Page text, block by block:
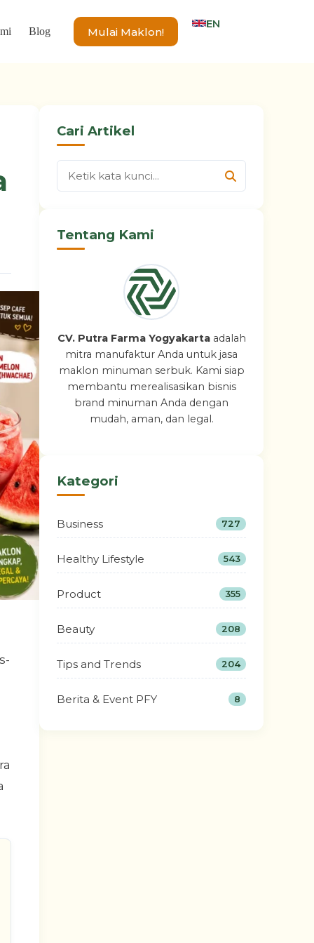
Blog Mulai Maklon!
EN
Cari Artikel
Tentang Kami
CV. Putra Farma Yogyakartaadalah
mitra manufaktur Anda untuk jasa
maklon minuman serbuk. Kami siap
membantu merealisasikan bisnis
brand minuman Anda dengan
mudah, aman, dan legal.
Kategori
Business 727
Healthy Lifestyle 543
Product 355
Beauty 208
Tips and Trends 204
Berita & Event PFY 8